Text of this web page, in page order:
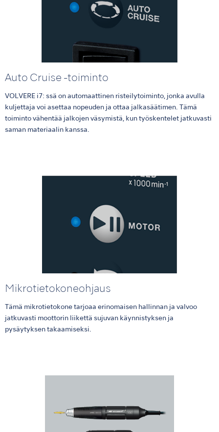
Auto Cruise -toiminto
VOLVERE i7: ssä on automaattinen risteilytoiminto, jonka avulla
kuljettaja voi asettaa nopeuden ja ottaa jalkasäätimen. Tämä
toiminto vähentää jalkojen väsymistä, kun työskentelet jatkuvasti
saman materiaalin kanssa.
Mikrotietokoneohjaus
Tämä mikrotietokone tarjoaa erinomaisen hallinnan ja valvoo
jatkuvasti moottorin liikettä sujuvan käynnistyksen ja
pysäytyksen takaamiseksi.